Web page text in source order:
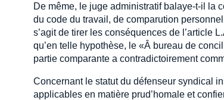
De même, le juge administratif balaye-t-il la
du code du travail, de comparution
s’agit de tirer les conséquences de l’article
qu’en telle hypothèse, le «Â bureau de
partie comparante a contradictoirement
Concernant le statut du défenseur syndical
applicables en matière prud’homale et